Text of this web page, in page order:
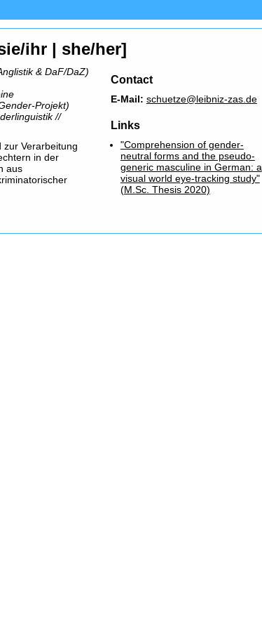
ihr | she/her]
& DaF/DaZ)
Projekt)
//
zur Verarbeitung
in der
aus
Contact
E-Mail: schuetze@leibniz-zas.de
Links
"Comprehension of gender-
neutral forms and the pseudo-
generic masculine in German: a
visual world eye-tracking study"
(M.Sc. Thesis 2020)